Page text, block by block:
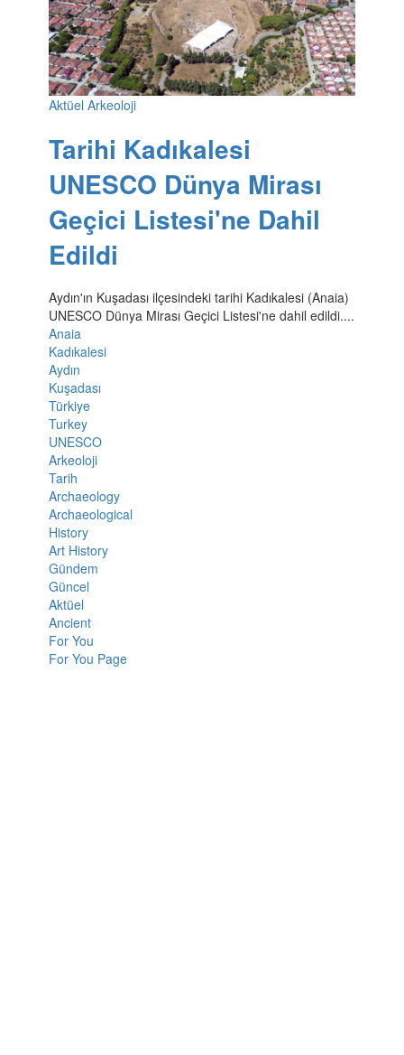
Aktüel Arkeoloji
Tarihi Kadıkalesi
UNESCO Dünya Mirası
Geçici Listesi'ne Dahil
Edildi
Aydın'ın Kuşadası ilçesindeki tarihi Kadıkalesi (Anaia)
UNESCO Dünya Mirası Geçici Listesi'ne dahil edildi....
Anaia
Kadıkalesi
Aydın
Kuşadası
Türkiye
Turkey
UNESCO
Arkeoloji
Tarih
Archaeology
Archaeological
History
Art History
Gündem
Güncel
Aktüel
Ancient
For You
For You Page